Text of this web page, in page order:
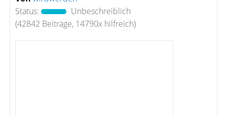
Status:
Unbeschreiblich
(42842 Beiträge, 14790x hilfreich)